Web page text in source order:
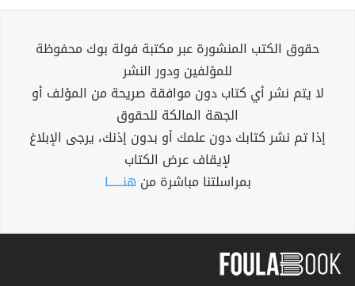
حقوق الكتب المنشورة عبر مكتبة فولة بوك محفوظة
للمؤلفين ودور النشر
لا يتم نشر أي كتاب دون موافقة صريحة من المؤلف أو
الجهة المالكة للحقوق
إذا تم نشر كتابك دون علمك أو بدون إذنك، يرجى الإبلاغ
لإيقاف عرض الكتاب
بمراسلتنا مباشرة من هنــــــا